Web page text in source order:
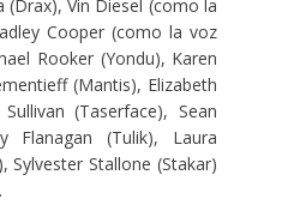
Vin Diesel (como la
Cooper (como la voz
Rooker (Yondu), Karen
(Mantis), Elizabeth
(Taserface), Sean
Flanagan (Tulik), Laura
Sylvester Stallone (Stakar)